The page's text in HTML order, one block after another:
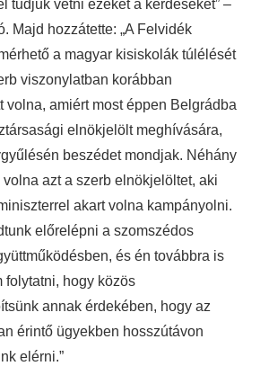
tudjuk vetni ezeket a kérdéseket” –
Majd hozzátette: „A Felvidék
a magyar kisiskolák túlélését
viszonylatban korábban
volna, amiért most éppen Belgrádba
elnökjelölt meghívására,
beszédet mondjak. Néhány
azt a szerb elnökjelöltet, aki
akart volna kampányolni.
előrelépni a szomszédos
és én továbbra is
folytatni, hogy közös
annak érdekében, hogy az
érintő ügyekben hosszútávon
elérni.”